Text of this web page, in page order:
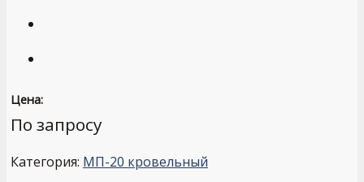
Цена:
По запросу
Категория: МП-20 кровельный